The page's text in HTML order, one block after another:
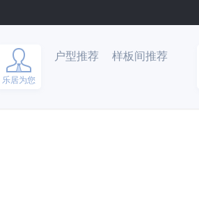
乐居为您
户型推荐 样板间推荐